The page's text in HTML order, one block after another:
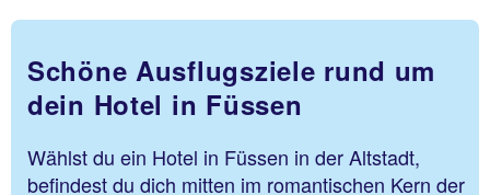
Schöne Ausflugsziele rund um
dein Hotel in Füssen
Wählst du ein Hotel in Füssen in der Altstadt,
befindest du dich mitten im romantischen Kern der